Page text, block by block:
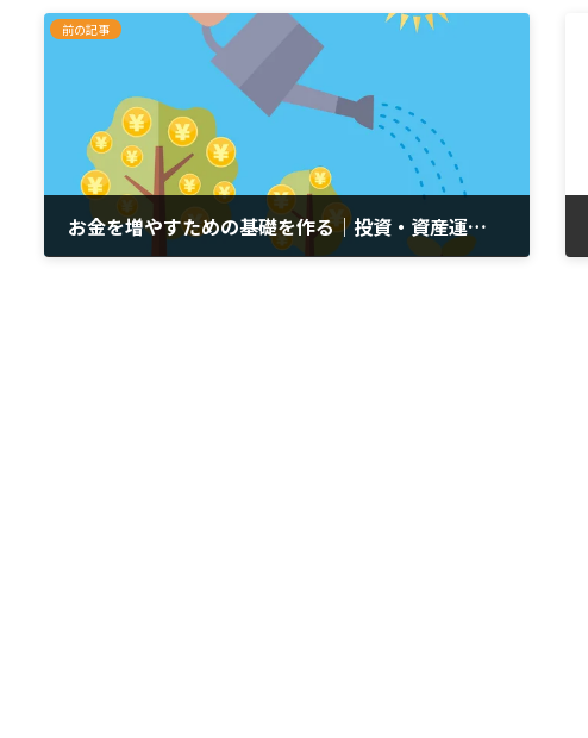
前の記事
お金を増やすための基礎を作る｜投資・資産運用の始め方・選び方